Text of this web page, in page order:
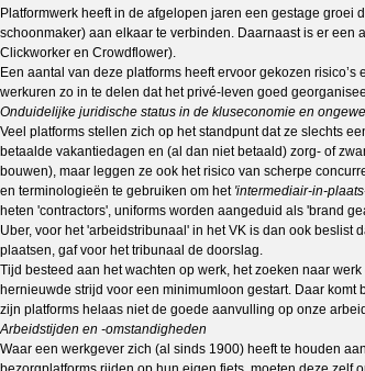
Platformwerk heeft in de afgelopen jaren een gestage
schoonmaker) aan elkaar te verbinden. Daarnaast is er
Clickworker en Crowdflower).
Een aantal van deze platforms heeft ervoor gekozen
werkuren zo in te delen dat het privé-leven goed
Onduidelijke juridische status in de kluseconomie en
Veel platforms stellen zich op het standpunt dat ze slechts
betaalde vakantiedagen en (al dan niet betaald) zorg- of
bouwen), maar leggen ze ook het risico van scherpe
en terminologieën te gebruiken om het 'intermediair-in-
heten 'contractors', uniforms worden aangeduid als 'brand
Uber, voor het 'arbeidstribunaal' in het VK is dan ook
plaatsen, gaf voor het tribunaal de doorslag.
Tijd besteed aan het wachten op werk, het zoeken naar
hernieuwde strijd voor een minimumloon gestart. Daar
zijn platforms helaas niet de goede aanvulling op onze
Arbeidstijden en -omstandigheden
Waar een werkgever zich (al sinds 1900) heeft te houden